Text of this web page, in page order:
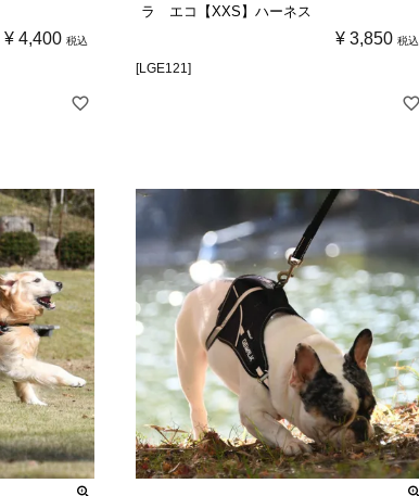
¥ 4,400 税込
ラ エコ【XXS】ハーネス
¥ 3,850 税込
[LGE121]